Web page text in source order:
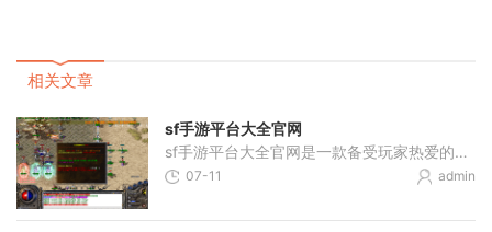
相关文章
sf手游平台大全官网
sf手游平台大全官网是一款备受玩家热爱的手机游戏平台。在这个平台上，玩家可以尽情享受各种精彩的手机游戏体验。不管你是喜欢竞技游戏还是休闲娱乐类游戏， sf手游平台大全官网
07-11 admin